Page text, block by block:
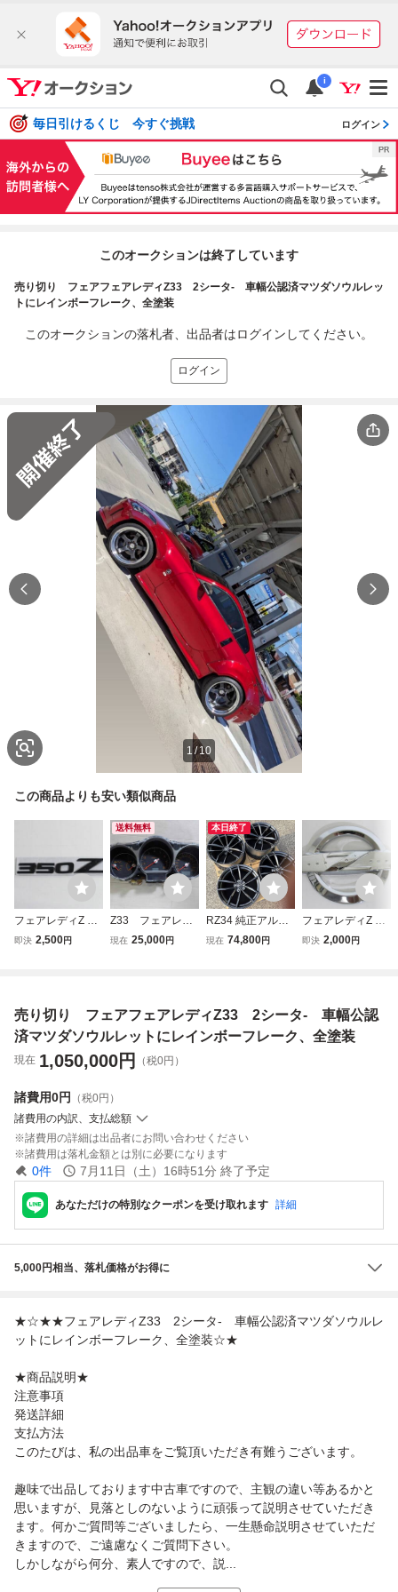
i
毎日引けるくじ 今すぐ挑戦 ログイン
このオークションは終了しています
売り切り フェアフェアレディZ33 2シータ- 車幅公認済マツダソウルレッ
トにレインボーフレーク、全塗装
このオークションの落札者、出品者はログインしてください。
ログイン
1 /10
この商品よりも安い類似商品
フェアレディZ エ
ンブレム 日産 350
即決 2,500円
送料無料
Z33 フェアレデ
ィZ 260km/hメ
現在 25,000円
本日終了
RZ34 純正アルミ
RAYS製 鍛造 4枚
ディZ JDM
現在 74,800円
フェアレディZ エ
ンブレム 日産 350
即決 2,000円
売り切り フェアフェアレディZ33 2シータ- 車幅公認
済マツダソウルレットにレインボーフレーク、全塗装
現在 1,050,000円 （税0円）
諸費用0円
（税0円）
諸費用の内訳、支払総額
諸費用の詳細は出品者にお問い合わせください
諸費用は落札金額とは別に必要になります
0件 7月11日（土）16時51分 終了予定
あなただけの特別なクーポンを受け取れます 詳細
5,000円相当、落札価格がお得に
★☆★★フェアレディZ33 2シータ- 車幅公認済マツダソウルレ
ットにレインボーフレーク、全塗装☆★
★商品説明★
注意事項
発送詳細
支払方法
このたびは、私の出品車をご覧頂いただき有難うございます。
趣味で出品しております中古車ですので、主観の違い等あるかと
思いますが、見落としのないように頑張って説明させていただき
ます。何かご質問等ございましたら、一生懸命説明させていただ
きますので、ご遠慮なくご質問下さい。
しかしながら何分、素人ですので、説...